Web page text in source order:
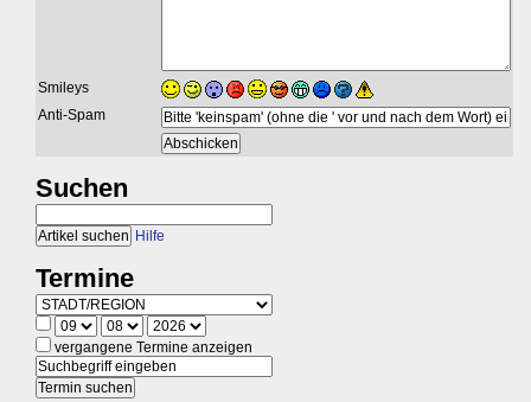
Smileys
Anti-Spam
Suchen
Hilfe
Termine
vergangene Termine anzeigen